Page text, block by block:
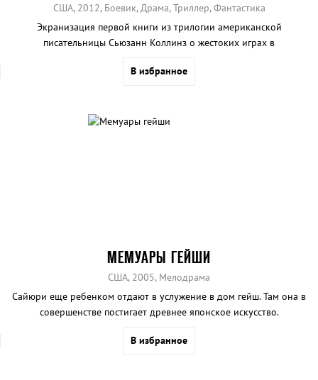
США, 2012, Боевик, Драма, Триллер, Фантастика
Экранизация первой книги из трилогии американской
писательницы Сьюзанн Коллинз о жестоких играх в
В избранное
МЕМУАРЫ ГЕЙШИ
США, 2005, Мелодрама
Сайюри еще ребенком отдают в услужение в дом гейш. Там она в
совершенстве постигает древнее японское искусство.
В избранное